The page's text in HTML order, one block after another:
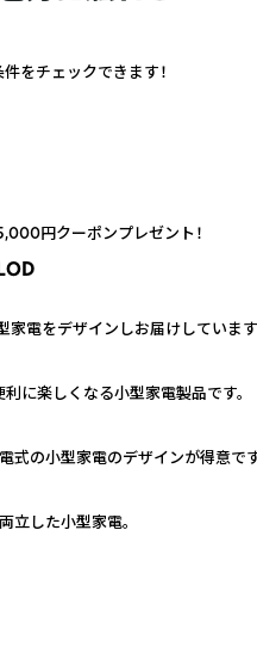
電をデザインしお届けしています
に楽しくなる小型家電製品です。
式の小型家電のデザインが得意です
立した小型家電。
をチェックできます！
円クーポンプレゼント！